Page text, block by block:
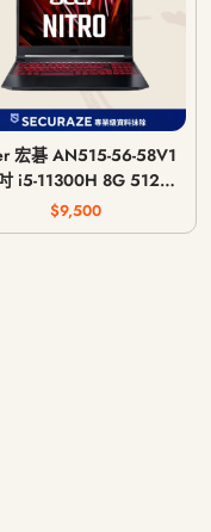
宏碁 AN515-56-58V1
i5-11300H 8G 512G
GTX 1650 4G
$9,500